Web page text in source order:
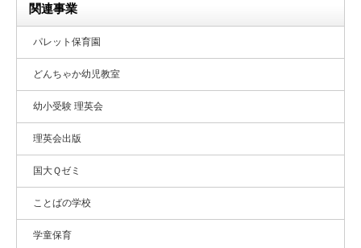
関連事業
パレット保育園
どんちゃか幼児教室
幼小受験 理英会
理英会出版
国大Ｑゼミ
ことばの学校
学童保育